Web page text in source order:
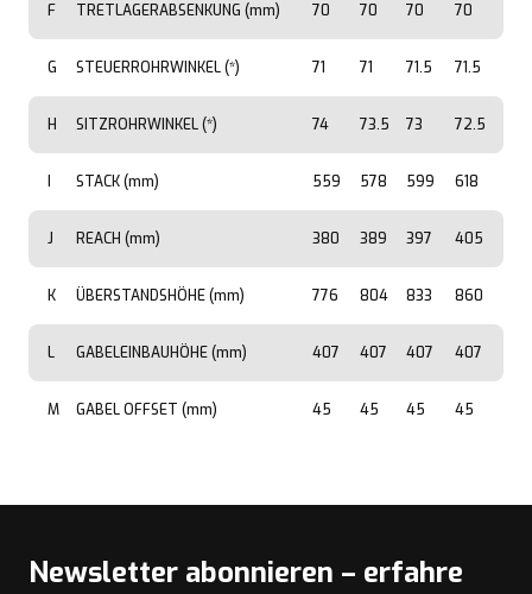
F TRETLAGERABSENKUNG (mm) 70 70 70 70
G STEUERROHRWINKEL (*) 71 71 71.5 71.5
H SITZROHRWINKEL (*) 74 73.5 73 72.5
STACK (mm) 559 578 599 618
J REACH (mm) 380 389 397 405
K ÜBERSTANDSHÖHE (mm) 776 804 833 860
L GABELEINBAUHÖHE (mm) 407 407 407 407
M GABEL OFFSET (mm) 45 45 45 45
Newsletter abonnieren – erfahre